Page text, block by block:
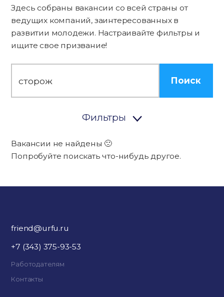
Здесь собраны вакансии со всей страны от
ведущих компаний, заинтересованных в
развитии молодежи. Настраивайте фильтры и
ищите свое призвание!
Поиск
Фильтры
Вакансии не найдены 🙁
Попробуйте поискать что-нибудь другое.
friend@urfu.ru
+7 (343) 375-93-53
Работодателям
Контакты